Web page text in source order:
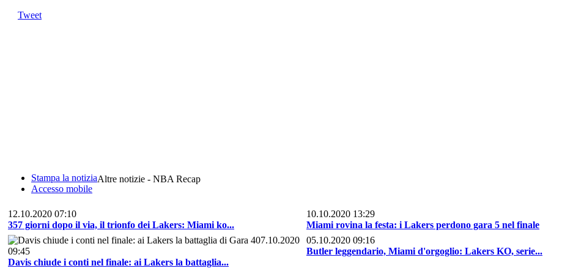
Tweet
Stampa la notizia
Accesso mobile
Altre notizie - NBA Recap
12.10.2020 07:10
357 giorni dopo il via, il trionfo dei Lakers: Miami ko...
10.10.2020 13:29
Miami rovina la festa: i Lakers perdono gara 5 nel finale
07.10.2020
09:45
Davis chiude i conti nel finale: ai Lakers la battaglia...
05.10.2020 09:16
Butler leggendario, Miami d'orgoglio: Lakers KO, serie...